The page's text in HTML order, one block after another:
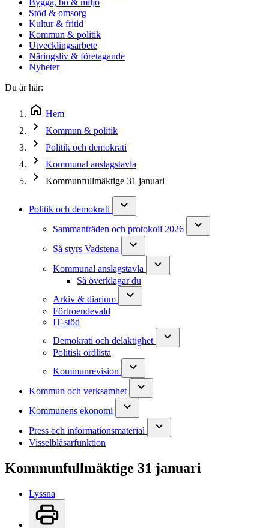
Bygga, bo & miljö
Stöd & omsorg
Kultur & fritid
Kommun & politik
Utvecklingsarbete
Näringsliv & företagande
Nyheter
Du är här:
Hem
Kommun & politik
Politik och demokrati
Kommunal anslagstavla
Kommunfullmäktige 31 januari
Politik och demokrati
Sammanträden och protokoll 2026
Så styrs Vadstena
Kommunal anslagstavla
Så överklagar du
Arkiv & diarium
Förtroendevald
IT-stöd
Demokrati och delaktighet
Politisk ordlista
Kommunrevision
Kommun och verksamhet
Kommunens ekonomi
Press och informationsmaterial
Visselblåsarfunktion
Kommunfullmäktige 31 januari
Lyssna